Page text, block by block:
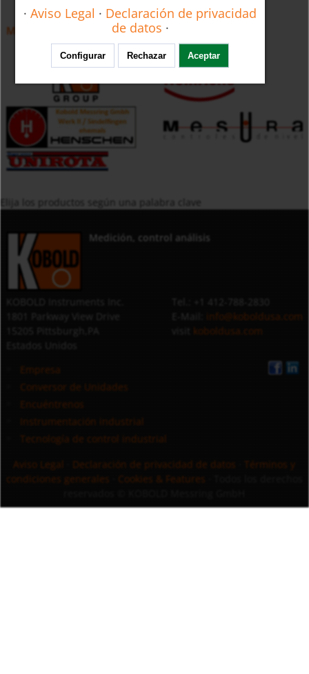
Manómetros de Presión Diferencial PAD-...N
Elija los productos según una palabra clave
Medición, control análisis
info@koboldusa.com
koboldusa.com
Empresa
Conversor de Unidades
Encuéntrenos
Instrumentación industrial
Tecnología de control industrial
Aviso Legal
Declaración de privacidad de datos
Términos y
condiciones generales
Cookies & Features
·Aviso Legal · Declaración de privacidad
de datos ·
Configurar Rechazar Aceptar